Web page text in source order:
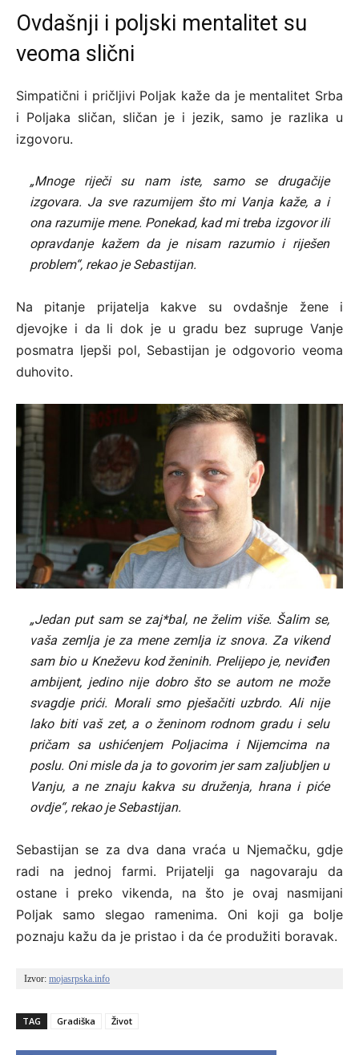
Ovdašnji i poljski mentalitet su
veoma slični
Simpatični i pričljivi Poljak kaže da je mentalitet Srba
i Poljaka sličan, sličan je i jezik, samo je razlika u
izgovoru.
„Mnoge riječi su nam iste, samo se drugačije
izgovara. Ja sve razumijem što mi Vanja kaže, a i
ona razumije mene. Ponekad, kad mi treba izgovor ili
opravdanje kažem da je nisam razumio i riješen
problem“, rekao je Sebastijan.
Na pitanje prijatelja kakve su ovdašnje žene i
djevojke i da li dok je u gradu bez supruge Vanje
posmatra ljepši pol, Sebastijan je odgovorio veoma
duhovito.
„Jedan put sam se zaj*bal, ne želim više. Šalim se,
vaša zemlja je za mene zemlja iz snova. Za vikend
sam bio u Kneževu kod ženinih. Prelijepo je, neviđen
ambijent, jedino nije dobro što se autom ne može
svagdje prići. Morali smo pješačiti uzbrdo. Ali nije
lako biti vaš zet, a o ženinom rodnom gradu i selu
pričam sa ushićenjem Poljacima i Nijemcima na
poslu. Oni misle da ja to govorim jer sam zaljubljen u
Vanju, a ne znaju kakva su druženja, hrana i piće
ovdje“, rekao je Sebastijan.
Sebastijan se za dva dana vraća u Njemačku, gdje
radi na jednoj farmi. Prijatelji ga nagovaraju da
ostane i preko vikenda, na što je ovaj nasmijani
Poljak samo slegao ramenima. Oni koji ga bolje
poznaju kažu da je pristao i da će produžiti boravak.
Izvor: mojasrpska.info
TAG Gradiška Život